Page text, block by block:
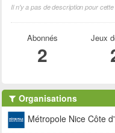
Il n'y a pas de description pour
Abonnés
2
Jeux
Organisations
Métropole Nice Côte